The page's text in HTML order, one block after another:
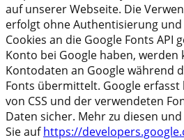
auf unserer Webseite. Die
erfolgt ohne Authentisierung und
Cookies an die Google Fonts API
Konto bei Google haben, werden
Kontodaten an Google während
Fonts übermittelt. Google
von CSS und der verwendeten
Daten sicher. Mehr zu diesen
Sie aufhttps://